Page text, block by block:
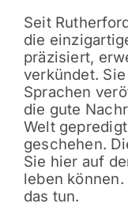
Seit
die
präzisiert,
verkündet.
Sprachen
die gute
Welt
geschehen.
Sie hier auf
leben
das tun.